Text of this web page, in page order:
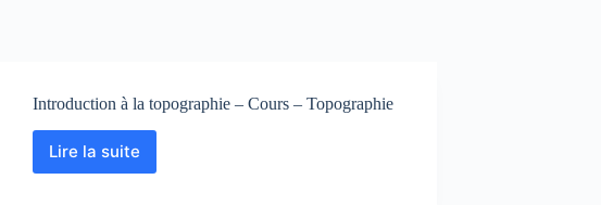
Introduction à la topographie – Cours – Topographie
Lire la suite
Introduction